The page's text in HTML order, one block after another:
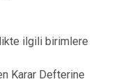
ilgili birimlere
Karar Defterine